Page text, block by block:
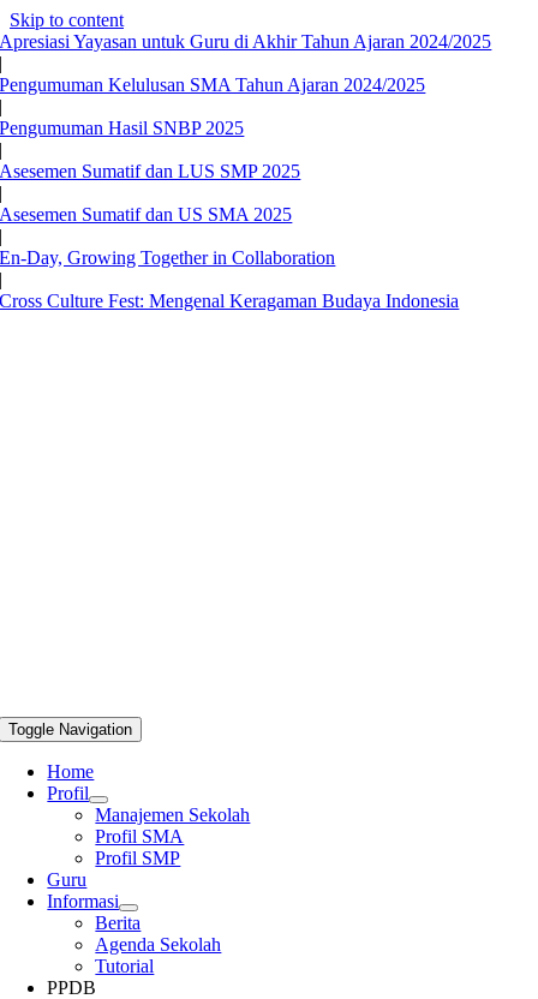
Skip to content
Apresiasi Yayasan untuk Guru di Akhir Tahun Ajaran 2024/2025
|
Pengumuman Kelulusan SMA Tahun Ajaran 2024/2025
|
Pengumuman Hasil SNBP 2025
|
Asesemen Sumatif dan LUS SMP 2025
|
Asesemen Sumatif dan US SMA 2025
|
En-Day, Growing Together in Collaboration
|
Cross Culture Fest: Mengenal Keragaman Budaya Indonesia
Toggle Navigation
Home
Profil
Manajemen Sekolah
Profil SMA
Profil SMP
Guru
Informasi
Berita
Agenda Sekolah
Tutorial
PPDB